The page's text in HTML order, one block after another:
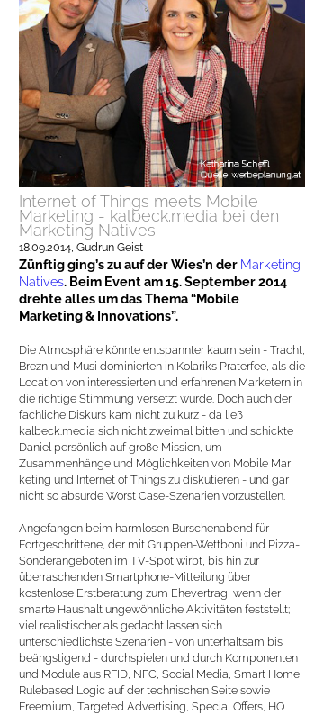
Internet of Things meets Mobile
Marketing - kalbeck.media bei den
Marketing Natives
18.09.2014, Gudrun Geist
Zünftig ging’s zu auf der Wies’n der Marketing
Natives. Beim Event am 15. September 2014
drehte alles um das Thema “Mobile
Marketing & Innovations”.
Die Atmosphäre könnte entspannter kaum sein - Tracht,
Brezn und Musi dominierten in Kolariks Praterfee, als die
Location von interessierten und erfahrenen Marketern in
die richtige Stimmung versetzt wurde. Doch auch der
fachliche Diskurs kam nicht zu kurz - da ließ
kalbeck.media sich nicht zweimal bitten und schickte
Daniel persönlich auf große Mission, um
Zusammenhänge und Möglichkeiten von Mobile Mar
keting und Internet of Things zu diskutieren - und gar
nicht so absurde Worst Case-Szenarien vorzustellen.
Angefangen beim harmlosen Burschenabend für
Fortgeschrittene, der mit Gruppen-Wettboni und Pizza-
Sonderangeboten im TV-Spot wirbt, bis hin zur
überraschenden Smartphone-Mitteilung über
kostenlose Erstberatung zum Ehevertrag, wenn der
smarte Haushalt ungewöhnliche Aktivitäten feststellt;
viel realistischer als gedacht lassen sich
unterschiedlichste Szenarien - von unterhaltsam bis
beängstigend - durchspielen und durch Komponenten
und Module aus RFID, NFC, Social Media, Smart Home,
Rulebased Logic auf der technischen Seite sowie
Freemium, Targeted Advertising, Special Offers, HQ